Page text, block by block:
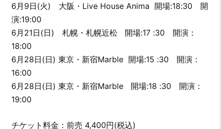
6月9日(火) 大阪・Live House Anima 開場:18:30 開
演:19:00
6月21日(日) 札幌・札幌近松 開場:17 :30 開演：
18:00
6月28日(日) 東京・新宿Marble 開場:15 :30 開演：
16:00
6月28日(日) 東京・新宿Marble 開場:18 :30 開演：
19:00
チケット料金：前売 4,400円(税込)